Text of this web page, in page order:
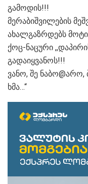
გამოდის!!!
მერაბიშვილების
ახალგაზრდებს
ქოც-ნაცური
გადაიყვანოს!!!
ვანო, შე ნაბო@არო,
ხმა…“